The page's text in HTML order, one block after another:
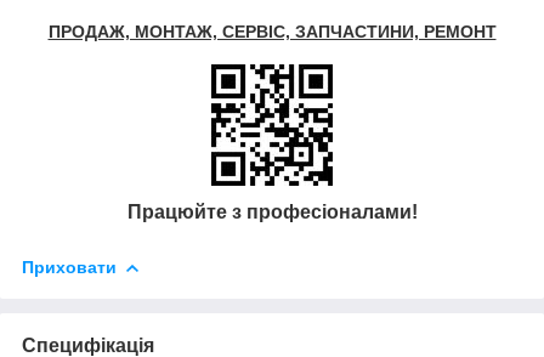
ПРОДАЖ, МОНТАЖ, СЕРВІС, ЗАПЧАСТИНИ, РЕМОНТ
Працюйте з професіоналами!
Приховати
Специфікація